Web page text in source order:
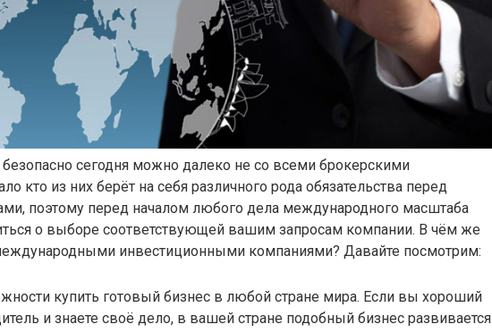
сегодня можно далеко не со всеми брокерскими
кто из них берёт на себя различного рода обязательства перед
поэтому перед началом любого дела международного масштаба
о выборе соответствующей вашим запросам компании. В чём же
инвестиционными компаниями? Давайте посмотрим:
купить готовый бизнес в любой стране мира. Если вы хороший
и знаете своё дело, в вашей стране подобный бизнес развивается